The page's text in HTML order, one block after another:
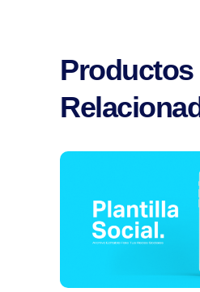
Productos
Comprar